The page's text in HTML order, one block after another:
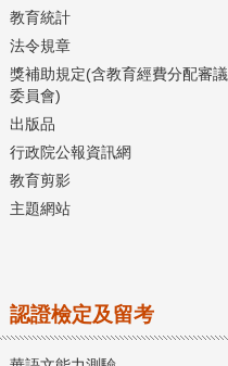
教育統計
法令規章
獎補助規定(含教育經費分配審議
委員會)
出版品
行政院公報資訊網
教育剪影
主題網站
認證檢定及留考